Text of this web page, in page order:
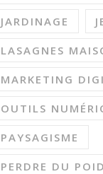
JARDINAGE
LASAGNES
MARKETING
OUTILS
PAYSAGISME
PERDRE DU